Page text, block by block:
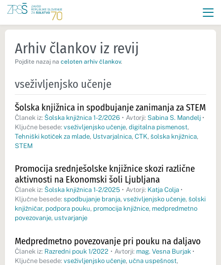
Arhiv člankov iz revij
Pojdite nazaj na celoten arhiv člankov.
vseživljenjsko učenje
Šolska knjižnica in spodbujanje zanimanja za STEM
Članek iz: Šolska knjižnica 1-2/2026 • Avtorji: Sabina S. Mandelj •
Ključne besede: vseživljenjsko učenje, digitalna pismenost,
Tehniški kotiček za mlade, Ustvarjalnica, CTK, šolska knjižnica,
STEM
Promocija srednješolske knjižnice skozi različne
aktivnosti na Ekonomski šoli Ljubljana
Članek iz: Šolska knjižnica 1-2/2025 • Avtorji: Katja Colja •
Ključne besede: spodbujanje branja, vseživljenjsko učenje, šolski
knjižničar, podpora pouku, promocija knjižnice, medpredmetno
povezovanje, ustvarjanje
Medpredmetno povezovanje pri pouku na daljavo
Članek iz: Razredni pouk 1/2022 • Avtorji: mag. Vesna Burjak •
Ključne besede: vseživljenjsko učenje, učna uspešnost,